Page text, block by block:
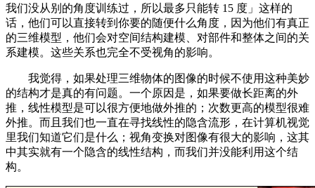
我们没从别的角度训练过，所以最多只能转 15 度」这样的
话，他们可以直接转到你要的随便什么角度，因为他们有真正
的三维模型，他们会对空间结构建模、对部件和整体之间的关
系建模。这些关系也完全不受视角的影响。
我觉得，如果处理三维物体的图像的时候不使用这种美妙
的结构才是真的有问题。一个原因是，如果要做长距离的外
推，线性模型是可以很方便地做外推的；次数更高的模型很难
外推。而且我们也一直在寻找线性的隐含流形，在计算机视觉
里我们知道它们是什么；视角变换对图像有很大的影响，这其
中其实就有一个隐含的线性结构，而我们并没能利用这个结
构。